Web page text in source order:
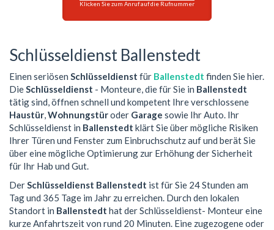
Klicken Sie zum Anruf auf die Rufnummer
Schlüsseldienst Ballenstedt
Einen seriösen Schlüsseldienst für Ballenstedt finden Sie hier.
DieSchlüsseldienst - Monteure, die für Sie in Ballenstedt
tätig sind, öffnen schnell und kompetent Ihre verschlossene
Haustür,Wohnungstüroder Garage sowie Ihr Auto. Ihr
Schlüsseldienst in Ballenstedt klärt Sie über mögliche Risiken
Ihrer Türen und Fenster zum Einbruchschutz auf und berät Sie
über eine mögliche Optimierung zur Erhöhung der Sicherheit
für Ihr Hab und Gut.
DerSchlüsseldienst Ballenstedt ist für Sie 24 Stunden am
Tag und 365 Tage im Jahr zu erreichen. Durch den lokalen
Standort in Ballenstedt hat der Schlüsseldienst- Monteur eine
kurze Anfahrtszeit von rund 20 Minuten. Eine zugezogene oder